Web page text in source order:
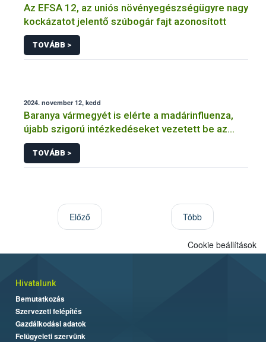
Az EFSA 12, az uniós növényegészségügyre nagy
kockázatot jelentő szúbogár fajt azonosított
TOVÁBB >
2024. november 12, kedd
Baranya vármegyét is elérte a madárinfluenza,
újabb szigorú intézkedéseket vezetett be az
országos főállatorvos
TOVÁBB >
Előző Több
Cookie beállítások
Hivatalunk
Bemutatkozás
Szervezeti felépítés
Gazdálkodási adatok
Felügyeleti szervünk